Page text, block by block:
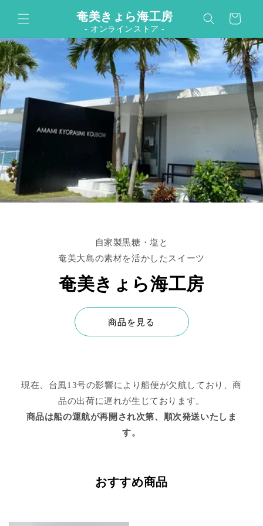
コンテンツに進む奄美きょら海工房
- オンラインストア -
ー
自家製黒糖・塩と
奄美大島の素材を活かしたスイーツ
奄美きょら海工房
商品を見る
現在、台風13号の影響により船便が欠航しており、商
品の出荷に遅れが生じております。
商品は船の運航が再開され次第、順次発送いたしま
す。
おすすめ商品